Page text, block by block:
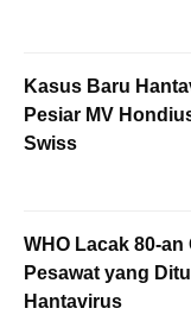
Kasus Baru
Pesiar MV
Swiss
WHO Lacak 80-an
Pesawat yang
Hantavirus